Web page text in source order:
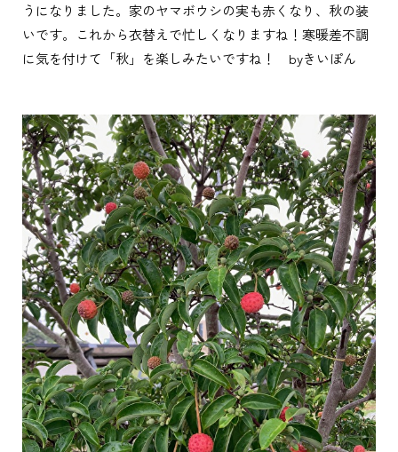
うになりました。家のヤマボウシの実も赤くなり、秋の装
いです。これから衣替えで忙しくなりますね！寒暖差不調
に気を付けて「秋」を楽しみたいですね！ byきいぽん